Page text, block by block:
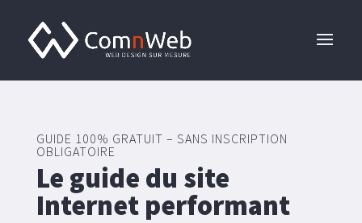
GUIDE 100% GRATUIT – SANS INSCRIPTION
OBLIGATOIRE
Le guide du site
Internet performant